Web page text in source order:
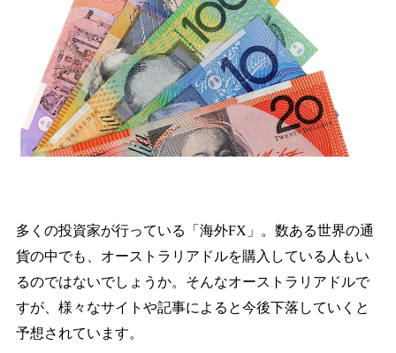
多くの投資家が行っている「海外FX」。数ある世界の通
貨の中でも、オーストラリアドルを購入している人もい
るのではないでしょうか。そんなオーストラリアドルで
すが、様々なサイトや記事によると今後下落していくと
予想されています。